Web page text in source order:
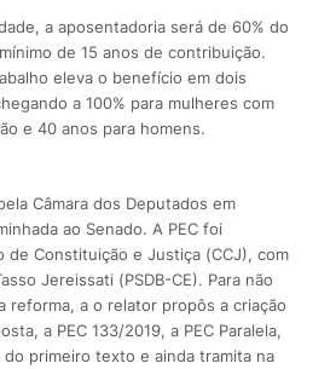
a aposentadoria será de 60% do
de 15 anos de contribuição.
eleva o benefício em dois
a 100% para mulheres com
e 40 anos para homens.
Câmara dos Deputados em
ao Senado. A PEC foi
de Constituição e Justiça (CCJ), com
Jereissati (PSDB-CE). Para não
reforma, a o relator propôs a criação
a PEC 133/2019, a PEC Paralela,
primeiro texto e ainda tramita na